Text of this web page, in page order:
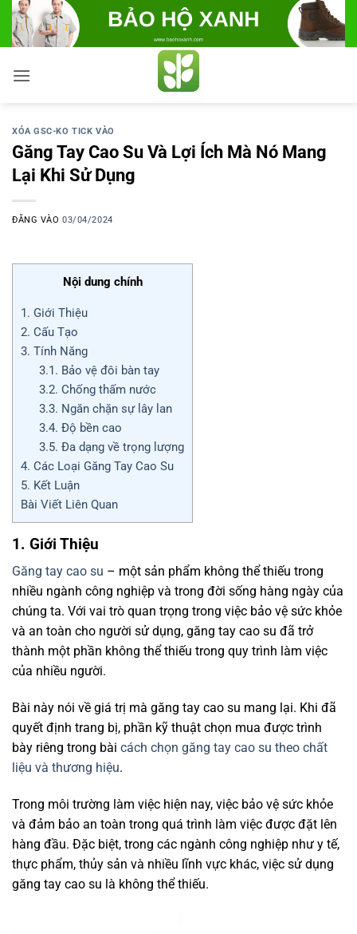
Bỏ
qua
nội
dung
XÓA GSC-KO TICK VÀO
Găng Tay Cao Su Và Lợi Ích Mà Nó Mang
Lại Khi Sử Dụng
ĐĂNG VÀO03/04/2024
Nội dung chính
1. Giới Thiệu
2. Cấu Tạo
3. Tính Năng
3.1. Bảo vệ đôi bàn tay
3.2. Chống thấm nước
3.3. Ngăn chặn sự lây lan
3.4. Độ bền cao
3.5. Đa dạng về trọng lượng
4. Các Loại Găng Tay Cao Su
5. Kết Luận
Bài Viết Liên Quan
1. Giới Thiệu
Găng tay cao su – một sản phẩm không thể thiếu trong
nhiều ngành công nghiệp và trong đời sống hàng ngày của
chúng ta. Với vai trò quan trọng trong việc bảo vệ sức khỏe
và an toàn cho người sử dụng, găng tay cao su đã trở
thành một phần không thể thiếu trong quy trình làm việc
của nhiều người.
Bài này nói về giá trị mà găng tay cao su mang lại. Khi đã
quyết định trang bị, phần kỹ thuật chọn mua được trình
bày riêng trong bài cách chọn găng tay cao su theo chất
liệu và thương hiệu.
Trong môi trường làm việc hiện nay, việc bảo vệ sức khỏe
và đảm bảo an toàn trong quá trình làm việc được đặt lên
hàng đầu. Đặc biệt, trong các ngành công nghiệp như y tế,
thực phẩm, thủy sản và nhiều lĩnh vực khác, việc sử dụng
găng tay cao su là không thể thiếu.